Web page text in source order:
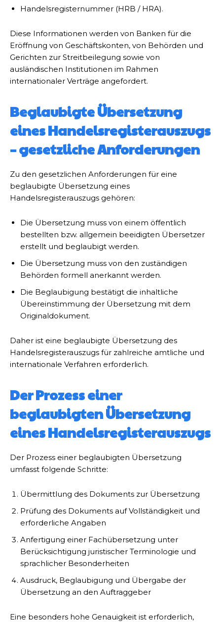
Handelsregisternummer (HRB / HRA).
Diese Informationen werden von Banken für die
Eröffnung von Geschäftskonten, von Behörden und
Gerichten zur Streitbeilegung sowie von
ausländischen Institutionen im Rahmen
internationaler Verträge angefordert.
Beglaubigte Übersetzung
eines Handelsregisterauszugs
– gesetzliche Anforderungen
Zu den gesetzlichen Anforderungen für eine
beglaubigte Übersetzung eines
Handelsregisterauszugs gehören:
Die Übersetzung muss von einem öffentlich
bestellten bzw. allgemein beeidigten Übersetzer
erstellt und beglaubigt werden.
Die Übersetzung muss von den zuständigen
Behörden formell anerkannt werden.
Die Beglaubigung bestätigt die inhaltliche
Übereinstimmung der Übersetzung mit dem
Originaldokument.
Daher ist eine beglaubigte Übersetzung des
Handelsregisterauszugs für zahlreiche amtliche und
internationale Verfahren erforderlich.
Der Prozess einer
beglaubigten Übersetzung
eines Handelsregisterauszugs
Der Prozess einer beglaubigten Übersetzung
umfasst folgende Schritte:
Übermittlung des Dokuments zur Übersetzung
Prüfung des Dokuments auf Vollständigkeit und
erforderliche Angaben
Anfertigung einer Fachübersetzung unter
Berücksichtigung juristischer Terminologie und
sprachlicher Besonderheiten
Ausdruck, Beglaubigung und Übergabe der
Übersetzung an den Auftraggeber
Eine besonders hohe Genauigkeit ist erforderlich,